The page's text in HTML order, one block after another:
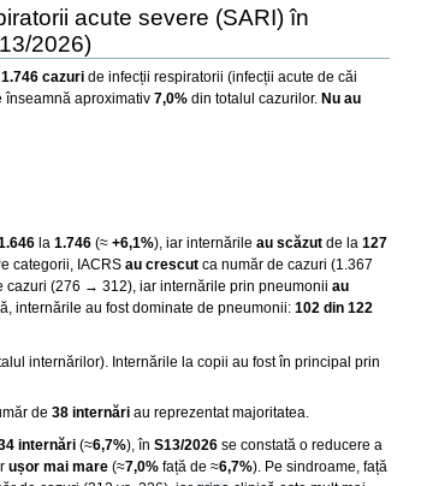
acute severe (SARI) în
2026)
1.746 cazuri de infecții respiratorii (infecții acute de căi
înseamnă aproximativ 7,0% din totalul cazurilor. Nu au
la 1.746 (≈ +6,1%), iar internările au scăzut de la 127
categorii, IACRS au crescut ca număr de cazuri (1.367
cazuri (276 → 312), iar internările prin pneumonii au
internările au fost dominate de pneumonii: 102 din 122
internărilor). Internările la copii au fost în principal prin
de 38 internări au reprezentat majoritatea.
internări (≈6,7%), în S13/2026 se constată o reducere a
ușor mai mare (≈7,0% față de ≈6,7%). Pe sindroame, față